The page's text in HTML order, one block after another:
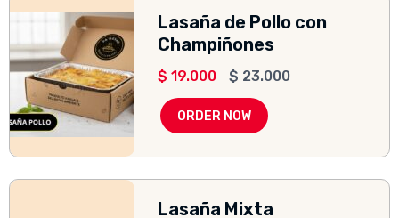
Lasaña de Pollo con
Champiñones
$ 19.000 $23.000
ORDER NOW
Lasaña Mixta